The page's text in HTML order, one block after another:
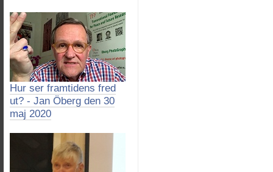
Hur ser framtidens fred
ut? - Jan Öberg den 30
maj 2020